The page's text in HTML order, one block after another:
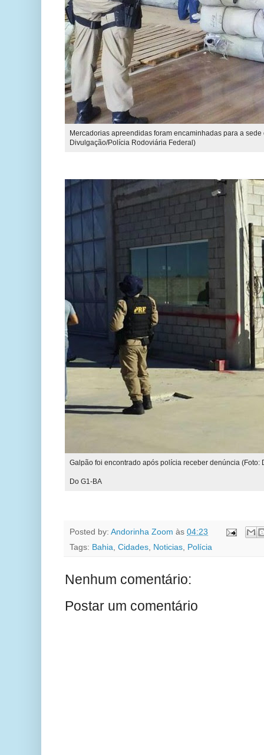
Mercadorias apreendidas foram encaminhadas para a
Divulgação/Polícia Rodoviária Federal)
Galpão foi encontrado após polícia receber denúncia
Do G1-BA
Posted by: Andorinha Zoom às 04:23
Tags: Bahia, Cidades, Noticias, Polícia
Nenhum comentário:
Postar um comentário